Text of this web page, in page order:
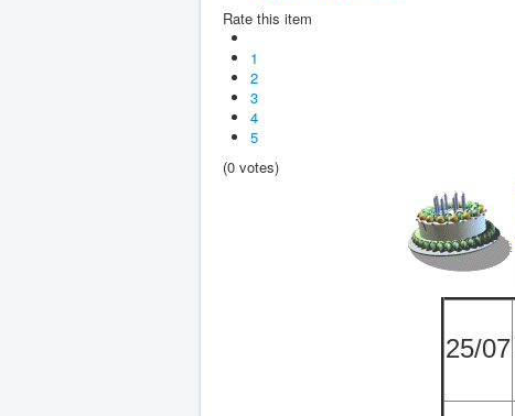
Rate this item
1
2
3
4
5
(0 votes)
25/07